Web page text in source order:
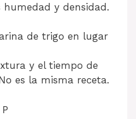
y densidad.
de trigo en lugar
y el tiempo de
es la misma receta.
P